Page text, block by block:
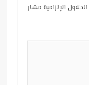
الحقول الإلزامية مشار